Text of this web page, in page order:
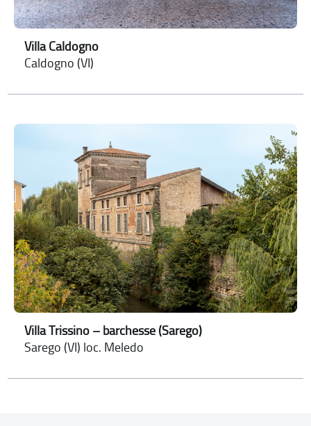
Villa Caldogno
Caldogno (VI)
Villa Trissino – barchesse (Sarego)
Sarego (VI) loc. Meledo